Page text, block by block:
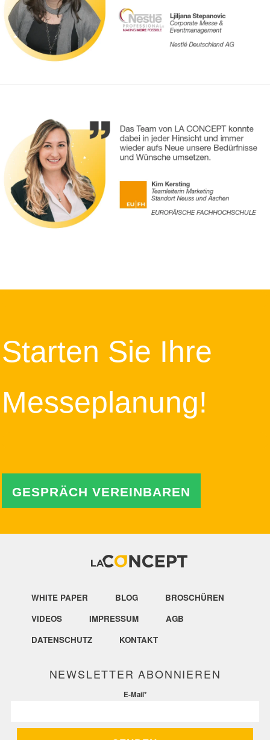
Starten Sie Ihre
Messeplanung!
GESPRÄCH VEREINBAREN
WHITE PAPER BLOG
BROSCHÜREN
VIDEOS
IMPRESSUM
AGB
DATENSCHUTZ
KONTAKT
NEWSLETTER ABONNIEREN
E-Mail*